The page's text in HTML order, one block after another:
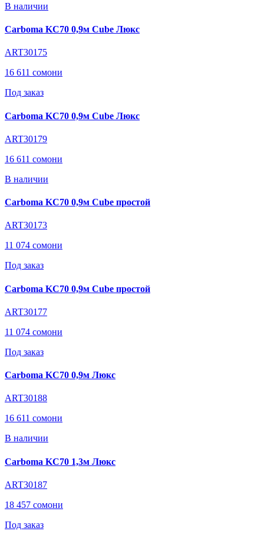
В наличии
Carboma KC70 0,9м Cube Люкс
ART30175
16 611 сомони
Под заказ
Carboma KC70 0,9м Cube Люкс
ART30179
16 611 сомони
В наличии
Carboma KC70 0,9м Cube простой
ART30173
11 074 сомони
Под заказ
Carboma KC70 0,9м Cube простой
ART30177
11 074 сомони
Под заказ
Carboma KC70 0,9м Люкс
ART30188
16 611 сомони
В наличии
Carboma KC70 1,3м Люкс
ART30187
18 457 сомони
Под заказ